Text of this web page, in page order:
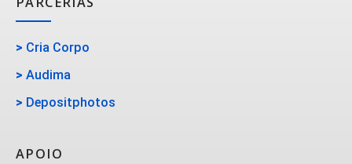
> Cria Corpo
> Audima
> Depositphotos
APOIO